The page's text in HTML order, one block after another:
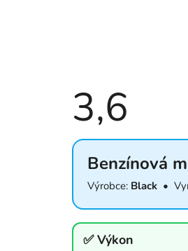
3,6
Průměrné
hodnocení
produktu
3,6
z
5
hvězdiček.
7 hodnocení
Benzínová
Výrobce: Black •
✅ Výkon